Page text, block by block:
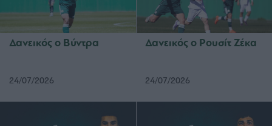
Δανεικός ο Βύντρα
24/07/2026
Δανεικός ο Ρουσίτ Ζέκα
24/07/2026